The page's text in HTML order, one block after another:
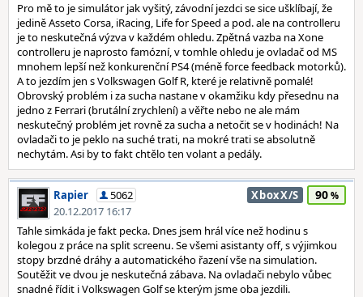
Pro mě to je simulátor jak vyšitý, závodní jezdci se sice ušklíbají, že
jedině Asseto Corsa, iRacing, Life for Speed a pod. ale na controlleru
je to neskutečná výzva v každém ohledu. Zpětná vazba na Xone
controlleru je naprosto famózní, v tomhle ohledu je ovladač od MS
mnohem lepší než konkurenční PS4 (méně force feedback motorků).
A to jezdím jen s Volkswagen Golf R, které je relativně pomalé!
Obrovský problém i za sucha nastane v okamžiku kdy přesednu na
jedno z Ferrari (brutální zrychlení) a věřte nebo ne ale mám
neskutečný problém jet rovně za sucha a netočit se v hodinách! Na
ovladači to je peklo na suché trati, na mokré trati se absolutně
nechytám. Asi by to fakt chtělo ten volant a pedály.
Rapier
5062
20.12.2017 16:17
XboxX/S 90
Tahle simkáda je fakt pecka. Dnes jsem hrál více než hodinu s
kolegou z práce na split screenu. Se všemi asistanty off, s výjimkou
stopy brzdné dráhy a automatického řazení vše na simulation.
Soutěžit ve dvou je neskutečná zábava. Na ovladači nebylo vůbec
snadné řídit i Volkswagen Golf se kterým jsme oba jezdili.